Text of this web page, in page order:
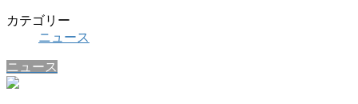
カテゴリー
ニュース
ニュース